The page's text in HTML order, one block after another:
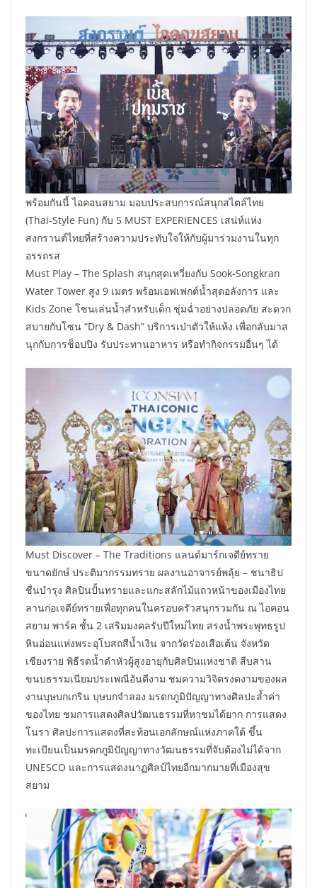
พร้อมกันนี้ ไอคอนสยาม มอบประสบการณ์สนุกสไตล์ไทย
(Thai-Style Fun) กับ 5 MUST EXPERIENCES เสน่ห์แห่ง
สงกรานต์ไทยที่สร้างความประทับใจให้กับผู้มาร่วมงานในทุก
อรรถรส
Must Play – The Splash สนุกสุดเหวี่ยงกับ Sook-Songkran
Water Tower สูง 9 เมตร พร้อมเอฟเฟกต์น้ำสุดอลังการ และ
Kids Zone โซนเล่นน้ำสำหรับเด็ก ชุ่มฉ่ำอย่างปลอดภัย สะดวก
สบายกับโซน “Dry & Dash” บริการเป่าตัวให้แห้ง เพื่อกลับมาส
นุกกับการช็อปปิง รับประทานอาหาร หรือทำกิจกรรมอื่นๆ ได้
Must Discover – The Traditions แลนด์มาร์กเจดีย์ทราย
ขนาดยักษ์ ประติมากรรมทราย ผลงานอาจารย์พลุ้ย – ชนาธิป
ชื่นบำรุง ศิลปินปั้นทรายและแกะสลักไม้แถวหน้าของเมืองไทย
ลานก่อเจดีย์ทรายเพื่อทุกคนในครอบครัวสนุกร่วมกัน ณ ไอคอน
สยาม พาร์ค ชั้น 2 เสริมมงคลรับปีใหม่ไทย สรงน้ำพระพุทธรูป
หินอ่อนแห่งพระอุโบสถสีน้ำเงิน จากวัดร่องเสือเต้น จังหวัด
เชียงราย พิธีรดน้ำดำหัวผู้สูงอายุกับศิลปินแห่งชาติ สืบสาน
ขนบธรรมเนียมประเพณีอันดีงาม ชมความวิจิตรงดงามของผล
งานบุษบกเกริน บุษบกจำลอง มรดกภูมิปัญญาทางศิลปะล้ำค่า
ของไทย ชมการแสดงศิลปวัฒนธรรมที่หาชมได้ยาก การแสดง
โนรา ศิลปะการแสดงที่สะท้อนเอกลักษณ์แห่งภาคใต้ ขึ้น
ทะเบียนเป็นมรดกภูมิปัญญาทางวัฒนธรรมที่จับต้องไม่ได้จาก
UNESCO และการแสดงนาฏศิลป์ไทยอีกมากมายที่เมืองสุข
สยาม